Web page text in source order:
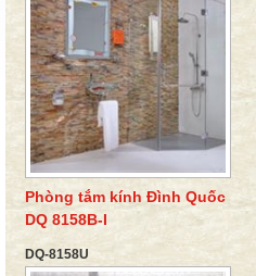
Phòng tắm kính Đình Quốc
DQ 8158B-I
DQ-8158U